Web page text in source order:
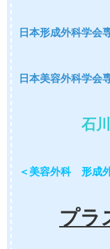
日本形成外科学会
日本美容外科学会
石
＜美容外科 形成
プラ